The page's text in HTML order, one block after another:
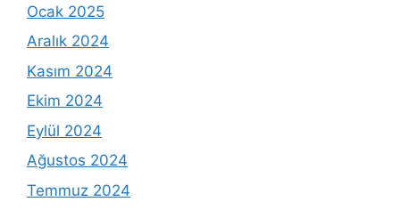
Ocak 2025
Aralık 2024
Kasım 2024
Ekim 2024
Eylül 2024
Ağustos 2024
Temmuz 2024